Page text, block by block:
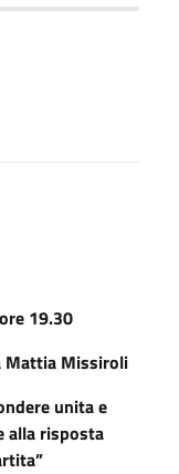
19.30
Mattia Missiroli
unita e
alla risposta